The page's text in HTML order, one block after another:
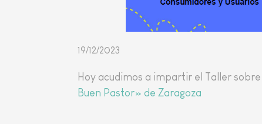
19/12/2023
Hoy acudimos a impartir el Taller
Buen Pastor» de Zaragoza